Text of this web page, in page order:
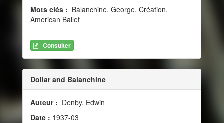
Mots clés : Balanchine, George, Création,
American Ballet
Consulter
Dollar and Balanchine
Auteur : Denby, Edwin
Date : 1937-03